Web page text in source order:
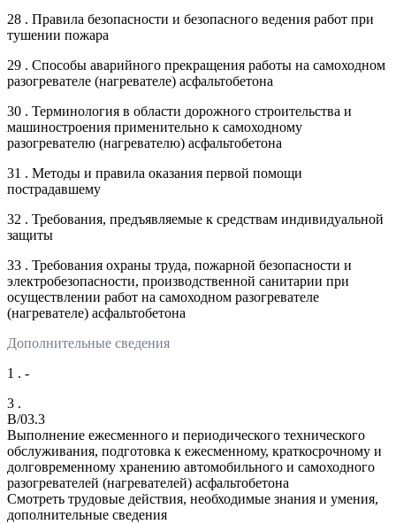
28 . Правила безопасности и безопасного ведения работ при
тушении пожара
29 . Способы аварийного прекращения работы на самоходном
разогревателе (нагревателе) асфальтобетона
30 . Терминология в области дорожного строительства и
машиностроения применительно к самоходному
разогревателю (нагревателю) асфальтобетона
31 . Методы и правила оказания первой помощи
пострадавшему
32 . Требования, предъявляемые к средствам индивидуальной
защиты
33 . Требования охраны труда, пожарной безопасности и
электробезопасности, производственной санитарии при
осуществлении работ на самоходном разогревателе
(нагревателе) асфальтобетона
Дополнительные сведения
1 . -
3 .
B/03.3
Выполнение ежесменного и периодического технического
обслуживания, подготовка к ежесменному, краткосрочному и
долговременному хранению автомобильного и самоходного
разогревателей (нагревателей) асфальтобетона
Смотреть трудовые действия, необходимые знания и умения,
дополнительные сведения